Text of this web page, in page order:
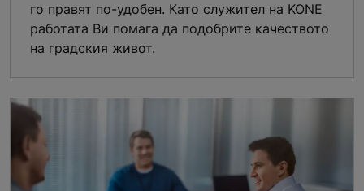
го правят по-удобен. Като служител на KONE
работата Ви помага да подобрите качеството
на градския живот.